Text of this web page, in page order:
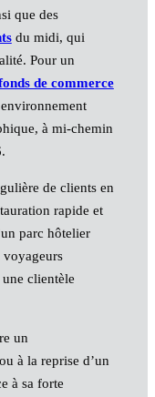
que des
du midi, qui
Pour un
de commerce
à mi-chemin
de clients en
rapide et
parc hôtelier
clientèle
un
à la reprise d’un
à sa forte